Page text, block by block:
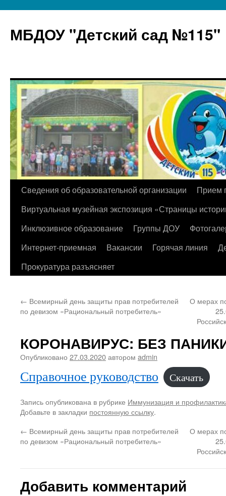
МБДОУ "Детский сад №115"
Перейти
содержимому
Сведения об образовательной организации
Прием
Виртуальная музейная экспозиция «Страницы
Инклюзивное образование
Группы ДОУ
Интернет-приемная
Вакансии Горячая линия
Прокуратура разъясняет
← Всемирный день защиты прав потребителей
по девизом «Рациональный потребитель»
О мерах
КОРОНАВИРУС: БЕЗ
Опубликовано 27.03.2020автором admin
Справочное руководство Скачать
Запись опубликована в рубрике Иммунизация и
Добавьте в закладки постоянную ссылку.
← Всемирный день защиты прав потребителей
по девизом «Рациональный потребитель»
О мерах
Добавить комментарий